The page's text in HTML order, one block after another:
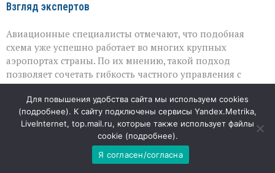
Взгляд экспертов
Авиационные специалисты отмечают, что подобная
схема уже успешно работает во многих крупных
аэропортах страны. По их мнению, такой подход
позволяет сочетать гибкость частного управления с
гарантиями, которые даёт государственный контроль.
Главное — чтобы интересы бизнеса не шли вразрез с
потребностями пассажиров и требованиями
безопасности: именно для этого и предусмотрены
ограничения и механизмы надзора.
Для повышения удобства сайта мы используем cookies
(подробнее). К сайту подключены сервисы Yandex.Metrika,
LiveInternet, top.mail.ru, которые также использует файлы
cookie (подробнее).
Я согласен/согласна